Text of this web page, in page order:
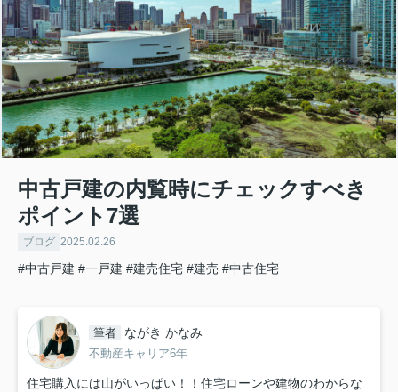
中古戸建の内覧時にチェックすべき
ポイント7選
ブログ 2025.02.26
#中古戸建 #一戸建 #建売住宅 #建売 #中古住宅
筆者 ながき かなみ
不動産キャリア6年
住宅購入には山がいっぱい！！住宅ローンや建物のわからな